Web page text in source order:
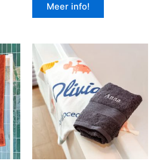
Meer info!